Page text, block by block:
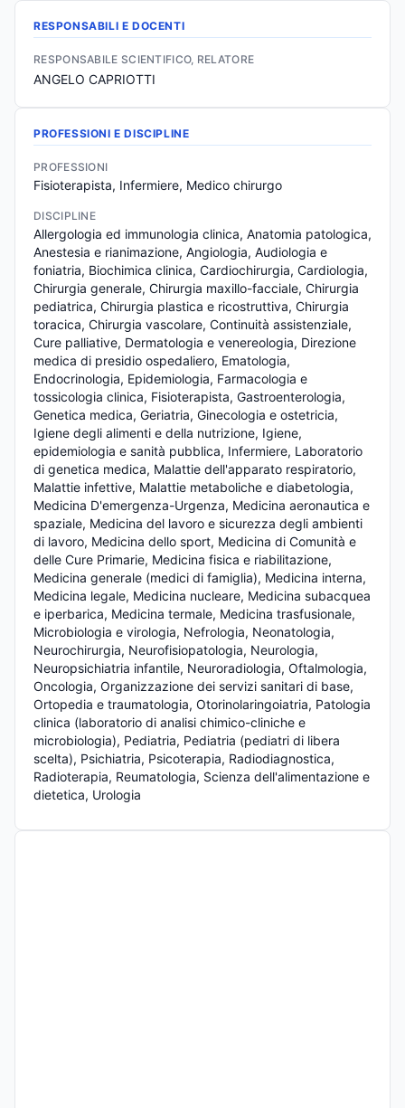
RESPONSABILI E DOCENTI
RESPONSABILE SCIENTIFICO, RELATORE
ANGELO CAPRIOTTI
PROFESSIONI E DISCIPLINE
PROFESSIONI
Fisioterapista, Infermiere, Medico chirurgo
DISCIPLINE
Allergologia ed immunologia clinica, Anatomia patologica,
Anestesia e rianimazione, Angiologia, Audiologia e
foniatria, Biochimica clinica, Cardiochirurgia, Cardiologia,
Chirurgia generale, Chirurgia maxillo-facciale, Chirurgia
pediatrica, Chirurgia plastica e ricostruttiva, Chirurgia
toracica, Chirurgia vascolare, Continuità assistenziale,
Cure palliative, Dermatologia e venereologia, Direzione
medica di presidio ospedaliero, Ematologia,
Endocrinologia, Epidemiologia, Farmacologia e
tossicologia clinica, Fisioterapista, Gastroenterologia,
Genetica medica, Geriatria, Ginecologia e ostetricia,
Igiene degli alimenti e della nutrizione, Igiene,
epidemiologia e sanità pubblica, Infermiere, Laboratorio
di genetica medica, Malattie dell'apparato respiratorio,
Malattie infettive, Malattie metaboliche e diabetologia,
Medicina D'emergenza-Urgenza, Medicina aeronautica e
spaziale, Medicina del lavoro e sicurezza degli ambienti
di lavoro, Medicina dello sport, Medicina di Comunità e
delle Cure Primarie, Medicina fisica e riabilitazione,
Medicina generale (medici di famiglia), Medicina interna,
Medicina legale, Medicina nucleare, Medicina subacquea
e iperbarica, Medicina termale, Medicina trasfusionale,
Microbiologia e virologia, Nefrologia, Neonatologia,
Neurochirurgia, Neurofisiopatologia, Neurologia,
Neuropsichiatria infantile, Neuroradiologia, Oftalmologia,
Oncologia, Organizzazione dei servizi sanitari di base,
Ortopedia e traumatologia, Otorinolaringoiatria, Patologia
clinica (laboratorio di analisi chimico-cliniche e
microbiologia), Pediatria, Pediatria (pediatri di libera
scelta), Psichiatria, Psicoterapia, Radiodiagnostica,
Radioterapia, Reumatologia, Scienza dell'alimentazione e
dietetica, Urologia